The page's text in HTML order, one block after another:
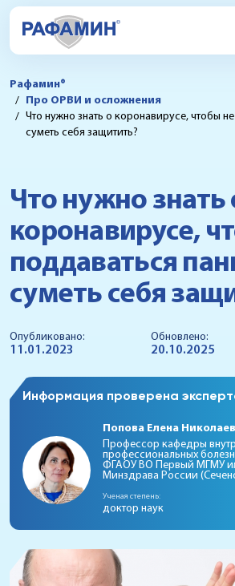
Рафамин®
Про ОРВИ и осложнения
Что нужно знать о коронавирусе, чтобы
суметь себя защитить?
Что нужно знать
коронавирусе,
поддаваться
суметь себя
Опубликовано:
11.01.2023
Обновлено:
20.10.2025
Информация проверена
Попова Елена
Профессор кафедры
профессиональных
ФГАОУ ВО Первый МГМУ
Минздрава России
Ученая степень:
доктор наук